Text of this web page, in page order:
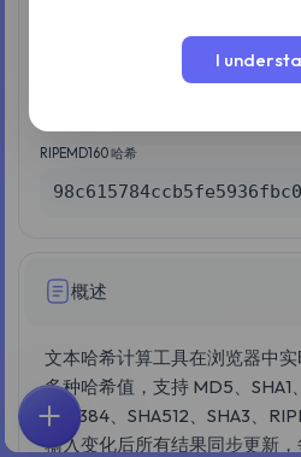
RIPEMD160 哈希
概述
文本哈希计算工具在浏览器中
多种哈希值，支持 MD5、SHA1
SHA384、SHA512、SHA3、
输入变化后所有结果同步更新，
搜索
I